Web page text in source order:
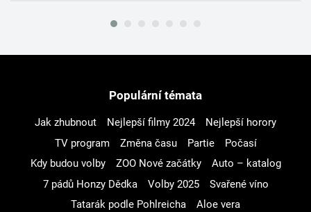
Populární témata
Jak zhubnout Nejlepší filmy 2024
Nejlepší horory
TV program
Změna času Partie
Počasí
Kdy budou volby
ZOO Nové začátky
Auto – katalog
7 pádů Honzy Dědka
Volby 2025
Svařené víno
Tatarák podle Pohlreicha
Aloe vera